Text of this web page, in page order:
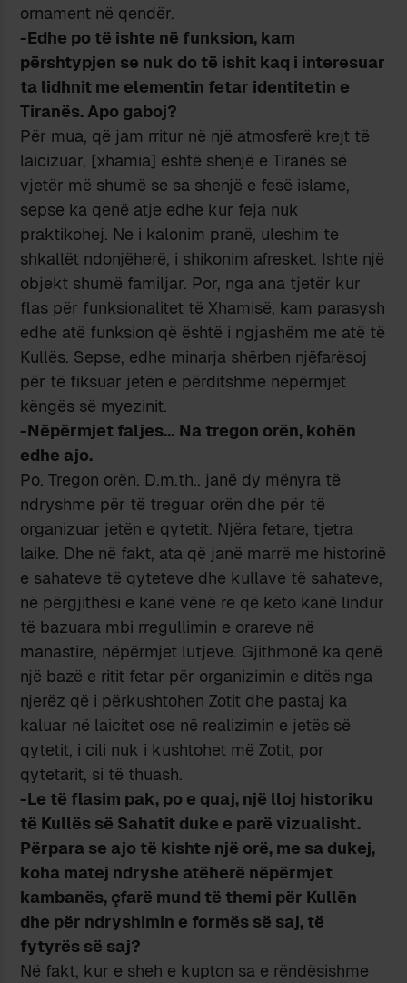
ornament në qendër.
-Edhe po të ishte në funksion, kam
përshtypjen se nuk do të ishit kaq i interesuar
ta lidhnit me elementin fetar identitetin e
Tiranës. Apo gaboj?
Për mua, që jam rritur në një atmosferë krejt të
laicizuar, [xhamia] është shenjë e Tiranës së
vjetër më shumë se sa shenjë e fesë islame,
sepse ka qenë atje edhe kur feja nuk
praktikohej. Ne i kalonim pranë, uleshim te
shkallët ndonjëherë, i shikonim afresket. Ishte një
objekt shumë familjar. Por, nga ana tjetër kur
flas për funksionalitet të Xhamisë, kam parasysh
edhe atë funksion që është i ngjashëm me atë të
Kullës. Sepse, edhe minarja shërben njëfarësoj
për të fiksuar jetën e përditshme nëpërmjet
këngës së myezinit.
-Nëpërmjet faljes… Na tregon orën, kohën
edhe ajo.
Po. Tregon orën. D.m.th.. janë dy mënyra të
ndryshme për të treguar orën dhe për të
organizuar jetën e qytetit. Njëra fetare, tjetra
laike. Dhe në fakt, ata që janë marrë me historinë
e sahateve të qyteteve dhe kullave të sahateve,
në përgjithësi e kanë vënë re që këto kanë lindur
të bazuara mbi rregullimin e orareve në
manastire, nëpërmjet lutjeve. Gjithmonë ka qenë
një bazë e ritit fetar për organizimin e ditës nga
njerëz që i përkushtohen Zotit dhe pastaj ka
kaluar në laicitet ose në realizimin e jetës së
qytetit, i cili nuk i kushtohet më Zotit, por
qytetarit, si të thuash.
-Le të flasim pak, po e quaj, një lloj historiku
të Kullës së Sahatit duke e parë vizualisht.
Përpara se ajo të kishte një orë, me sa dukej,
koha matej ndryshe atëherë nëpërmjet
kambanës, çfarë mund të themi për Kullën
dhe për ndryshimin e formës së saj, të
fytyrës së saj?
Në fakt, kur e sheh e kupton sa e rëndësishme